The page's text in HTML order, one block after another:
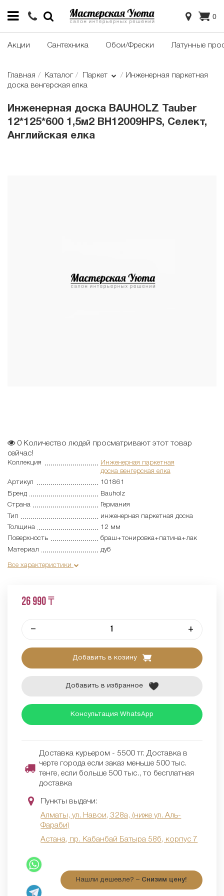
0
Акции Сантехника Обои/Фрески Латунные
Главная Каталог Паркет
Инженерная паркетная
доска венгерская елка
Инженерная доска BAUHOLZ Tauber
12*125*600 1,5м2 BH12009HPS, Селект,
Английская елка
0 Количество людей просматривают этот товар
сейчас!
Коллекция
Инженерная паркетная
доска венгерская елка
Артикул
101861
Бренд
Bauholz
Страна
Германия
Тип
инженерная паркетная доска
Толщина
12 мм
Поверхность
браш+тонировка+патина+лак
Материал
дуб
Все характеристики
26 990 ₸
– +
Добавить в козину
Добавить в избранное
Консультация WhatsApp
Доставка курьером - 5500 тг. Доставка в
черте города если заказ меньше 500 тыс.
тенге, если больше 500 тыс., то бесплатная
доставка
Пункты выдачи:
Алматы, ул. Навои, 328а, (ниже ул. Аль-
Фараби)
Астана, пр. Кабанбай Батыра 58б, корпус 7
Нашли дешевле? – Снизим цену!